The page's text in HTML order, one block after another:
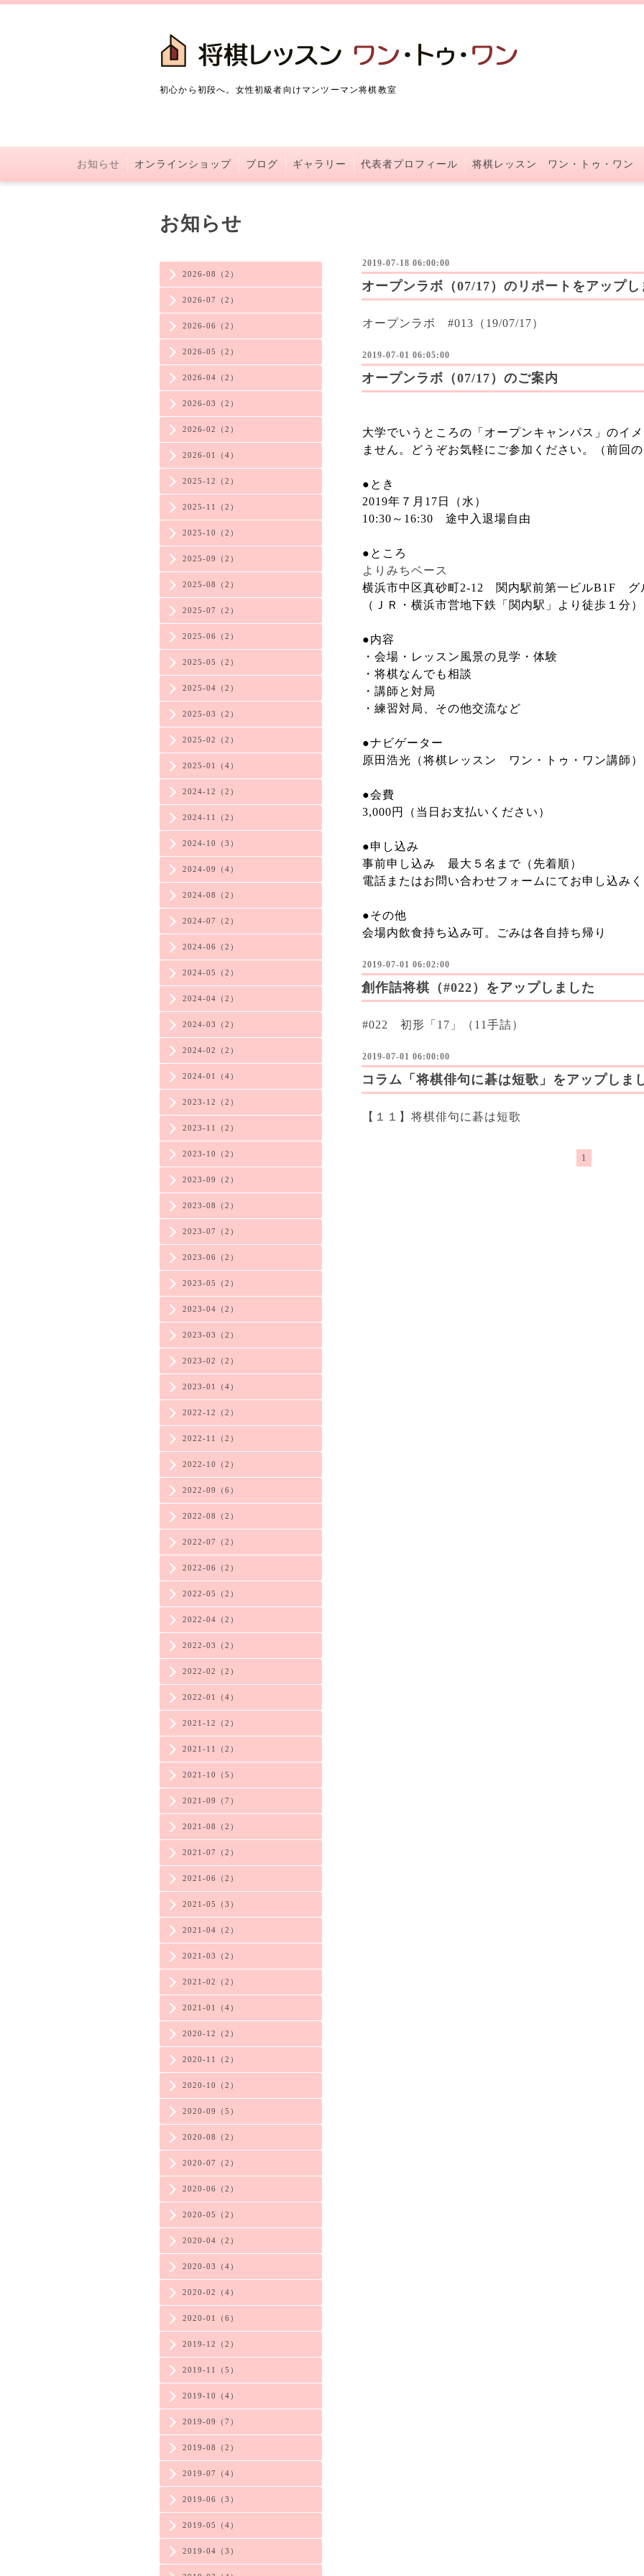
初心から初段へ。女性初級者向けマンツーマン将棋教室
お知らせ オンラインショップ ブログ ギャラリー 代表者プロフィール 将棋レッスン ワン・トゥ・ワン
2026-08（2）
2026-07（2）
2026-06（2）
2026-05（2）
2026-04（2）
2026-03（2）
2026-02（2）
2026-01（4）
2025-12（2）
2025-11（2）
2025-10（2）
2025-09（2）
2025-08（2）
2025-07（2）
2025-06（2）
2025-05（2）
2025-04（2）
2025-03（2）
2025-02（2）
2025-01（4）
2024-12（2）
2024-11（2）
2024-10（3）
2024-09（4）
2024-08（2）
2024-07（2）
2024-06（2）
2024-05（2）
2024-04（2）
2024-03（2）
2024-02（2）
2024-01（4）
2023-12（2）
2023-11（2）
2023-10（2）
2023-09（2）
2023-08（2）
2023-07（2）
2023-06（2）
2023-05（2）
2023-04（2）
2023-03（2）
2023-02（2）
2023-01（4）
2022-12（2）
2022-11（2）
2022-10（2）
2022-09（6）
2022-08（2）
2022-07（2）
2022-06（2）
2022-05（2）
2022-04（2）
2022-03（2）
2022-02（2）
2022-01（4）
2021-12（2）
2021-11（2）
2021-10（5）
2021-09（7）
2021-08（2）
2021-07（2）
2021-06（2）
2021-05（3）
2021-04（2）
2021-03（2）
2021-02（2）
2021-01（4）
2020-12（2）
2020-11（2）
2020-10（2）
2020-09（5）
2020-08（2）
2020-07（2）
2020-06（2）
2020-05（2）
2020-04（2）
2020-03（4）
2020-02（4）
2020-01（6）
2019-12（2）
2019-11（5）
2019-10（4）
2019-09（7）
2019-08（2）
2019-07（4）
2019-06（3）
2019-05（4）
2019-04（3）
お知らせ
2019-07-18 06:00:00
オープンラボ（07/17）のリポートをアップし
オープンラボ #013（19/07/17）
2019-07-01 06:05:00
オープンラボ（07/17）のご案内
大学でいうところの「オープンキャンパス」のイ
ません。どうぞお気軽にご参加ください。（前回
●とき
2019年７月17日（水）
10:30～16:30 途中入退場自由
●ところ
よりみちベース
横浜市中区真砂町2-12 関内駅前第一ビルB1F グ
（ＪＲ・横浜市営地下鉄「関内駅」より徒歩１分）
●内容
・会場・レッスン風景の見学・体験
・将棋なんでも相談
・講師と対局
・練習対局、その他交流など
●ナビゲーター
原田浩光（将棋レッスン ワン・トゥ・ワン講師）
●会費
3,000円（当日お支払いください）
●申し込み
事前申し込み 最大５名まで（先着順）
電話またはお問い合わせフォームにてお申し込み
●その他
会場内飲食持ち込み可。ごみは各自持ち帰り
2019-07-01 06:02:00
創作詰将棋（#022）をアップしました
#022 初形「17」（11手詰）
2019-07-01 06:00:00
コラム「将棋俳句に碁は短歌」をアップしま
【１１】将棋俳句に碁は短歌
1